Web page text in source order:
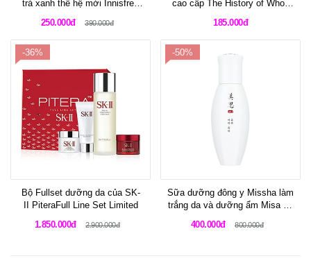
trà xanh thế hệ mới Innisfree
250.000đ 390.000đ
cao cấp The History of Whoo
185.000đ
-36%
Bộ Fullset dưỡng da của SK-
II PiteraFull Line Set Limited
1.850.000đ
2.900.000đ
-50%
Sữa dưỡng đông y Missha làm
trắng da và dưỡng ẩm Misa Yu
400.000đ 800.000đ